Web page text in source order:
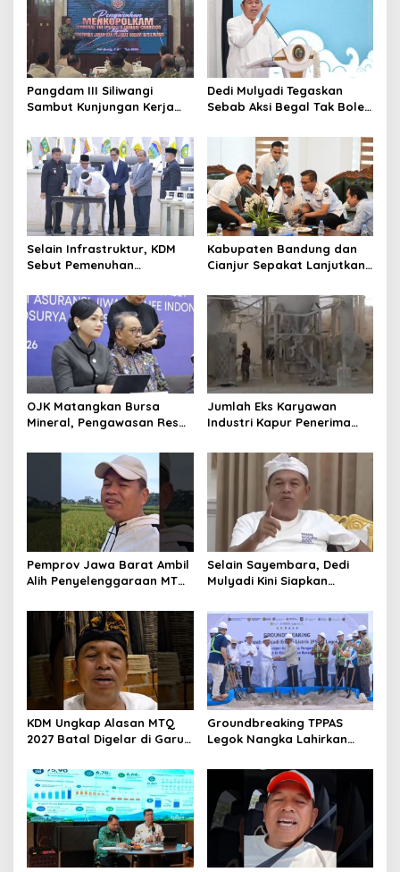
Pangdam III Siliwangi
Sambut Kunjungan Kerja
Perhatian Pemerintah
Dedi Mulyadi Tegaskan
Sebab Aksi Begal Tak Boleh
Ekonomi
Selain Infrastruktur, KDM
Sebut Pemenuhan
Masyarakat Jadi Fokus
APBD Jabar 2027
Kabupaten Bandung dan
Cianjur Sepakat Lanjutkan
Percepat Pertumbuhan
Ekonomi Daerah
OJK Matangkan Bursa
Mineral, Pengawasan Resmi
Jumlah Eks Karyawan
Industri Kapur Penerima
Bertambah, KDM: Kita
Identifikasi
Pemprov Jawa Barat Ambil
Alih Penyelenggaraan MTQ
Jadi Tuan Rumah
Selain Sayembara, Dedi
Mulyadi Kini Siapkan
Sebarkan Lokasi Penjualan
Narkotika
KDM Ungkap Alasan MTQ
2027 Batal Digelar di Garut,
Groundbreaking TPPAS
Legok Nangka Lahirkan
Penyelesaian Sampah
Bandung Raya